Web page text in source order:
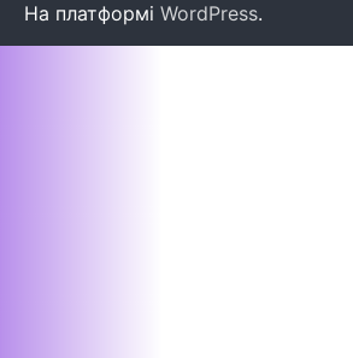
На платформі WordPress.